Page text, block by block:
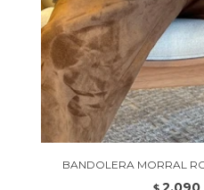
BANDOLERA MORRAL